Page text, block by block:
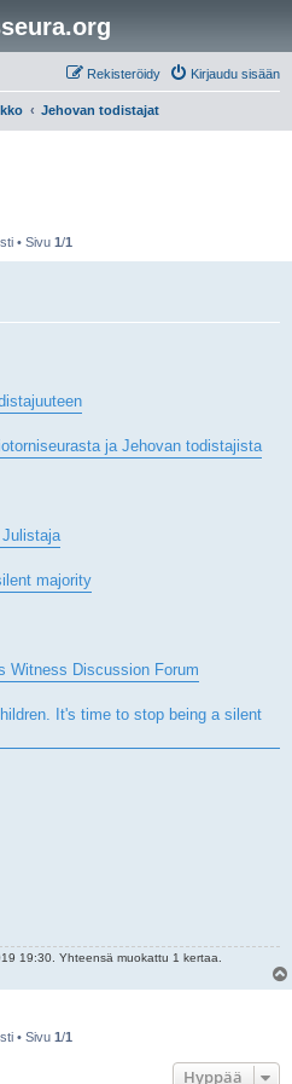
Kirjaudu sisään
Rekisteröidy
Jehovan todistajat
• Sivu 1/1
ja Jehovan todistajista
Julistaja
majority
Witness Discussion Forum
It's time to stop being a silent
19:30. Yhteensä muokattu 1 kertaa.
• Sivu 1/1
Hyppää